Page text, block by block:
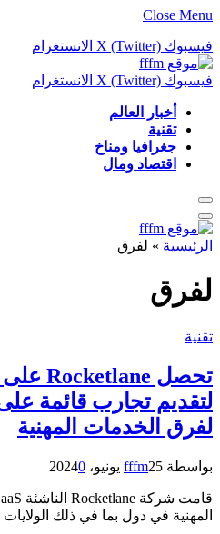
Close Menu
فيسبوك X (Twitter) الانستغرام
فيسبوك X (Twitter) الانستغرام
أخبار العالم
تقنية
جغرافيا ومناخ
اقتصاد ومال
الرئيسية»لفرق
لفرق
تقنية
لتقديم تجارب قائمة
لفرق الخدمات المهنية
بواسطة fffm25 يونيو، 2024 0
المهنية في دول بما في ذلك الولايات